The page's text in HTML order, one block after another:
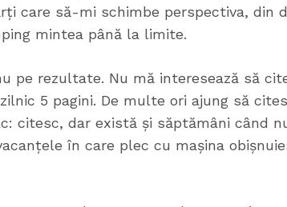
care să-mi schimbe perspectiva, din
mintea până la limite.
pe rezultate. Nu mă interesează să
5 pagini. De multe ori ajung să
citesc, dar există și săptămâni când
în care plec cu mașina